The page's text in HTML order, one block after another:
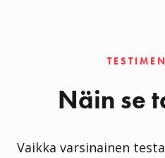
Näin se
Vaikka varsinainen